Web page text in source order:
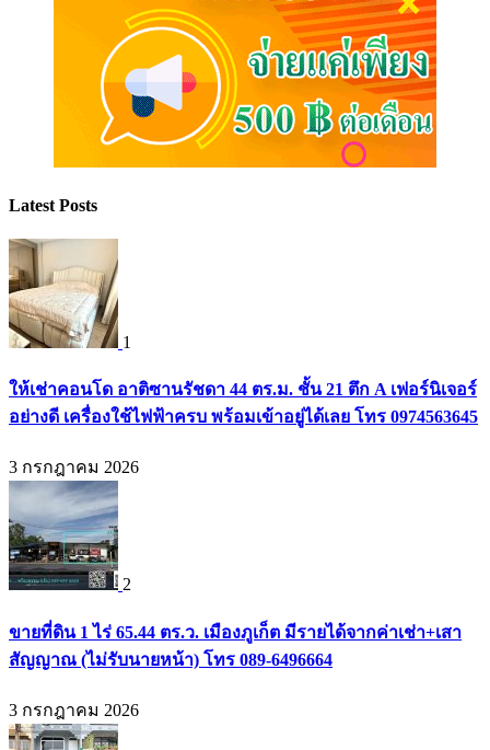
Latest Posts
1
ให้เช่าคอนโด อาติซานรัชดา 44 ตร.ม. ชั้น 21 ตึก A เฟอร์นิเจอร์
อย่างดี เครื่องใช้ไฟฟ้าครบ พร้อมเข้าอยู่ได้เลย โทร 0974563645
3 กรกฎาคม 2026
2
ขายที่ดิน 1 ไร่ 65.44 ตร.ว. เมืองภูเก็ต มีรายได้จากค่าเช่า+เสา
สัญญาณ (ไม่รับนายหน้า) โทร 089-6496664
3 กรกฎาคม 2026